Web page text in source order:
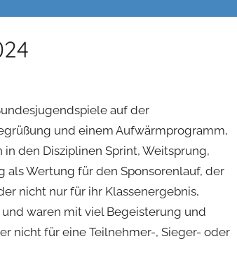
auf der
und einem Aufwärmprogramm,
den Disziplinen Sprint, Weitsprung,
als Wertung für den Sponsorenlauf, der
nicht nur für ihr Klassenergebnis,
waren mit viel Begeisterung und
nicht für eine Teilnehmer-, Sieger- oder